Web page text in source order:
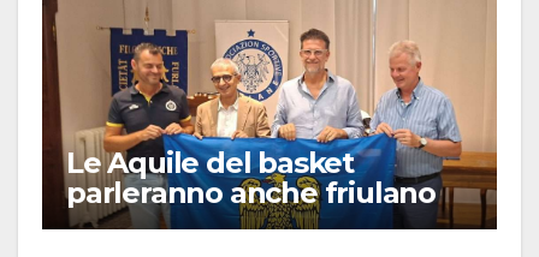
Le Aquile del basket
parleranno anche friulano